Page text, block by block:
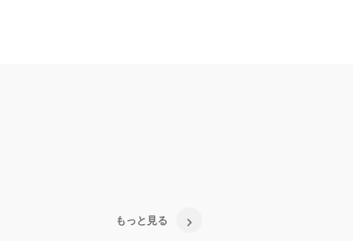
もっと見る